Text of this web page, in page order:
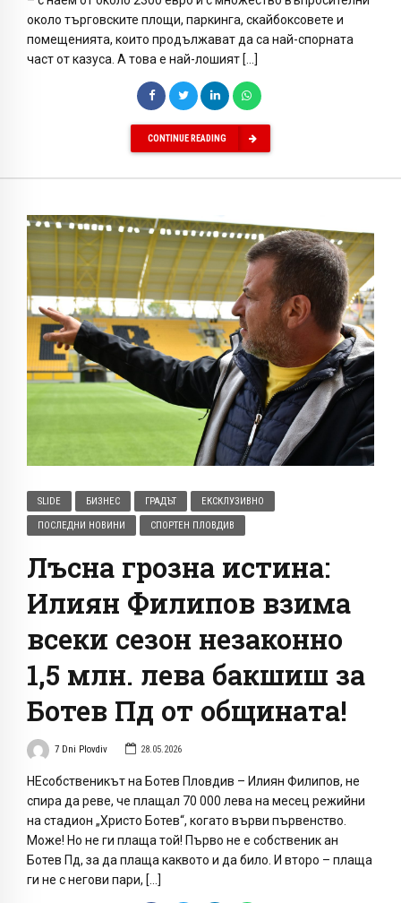
около търговските площи, паркинга, скайбоксовете и
помещенията, които продължават да са най-спорната
част от казуса. А това е най-лошият […]
CONTINUE READING
SLIDE БИЗНЕС ГРАДЪТ ЕКСКЛУЗИВНО
ПОСЛЕДНИ НОВИНИ СПОРТЕН ПЛОВДИВ
Лъсна грозна истина:
Илиян Филипов взима
всеки сезон незаконно
1,5 млн. лева бакшиш за
Ботев Пд от общината!
7 Dni Plovdiv 28.05.2026
НЕсобственикът на Ботев Пловдив – Илиян Филипов, не
спира да реве, че плащал 70 000 лева на месец режийни
на стадион „Христо Ботев“, когато върви първенство.
Може! Но не ги плаща той! Първо не е собственик ан
Ботев Пд, за да плаща каквото и да било. И второ – плаща
ги не с негови пари, […]